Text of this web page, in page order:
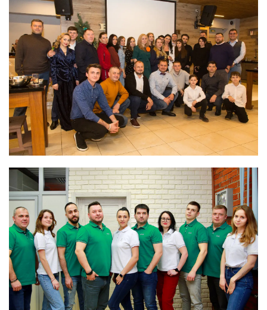
визуализаций в соответствии с Техническим заданием
и стилевым решением.
-Итоговые рабочие чертежи.
Включает в себя решение с информацией для
строителей, в том числе чертежи стен с размерами,
планы потолков с освещением, детализация разводки
электрических сетей, чертёж тёплых полов, планы
раскладки плитки в санузле и на кухне, спецификация
дверей и план светильников по группам. Дополнение
списка комплектация строительных и отделочных
материалов, мебели и техники.
После этого начинается работа техническая и
художественная одновременно.
Творческая сторона — это подбор мебели, материалов
отделки и аксессуаров под созданную концепцию (с
походами по магазинам). Всё это должно отражать
единую идею, чтобы интерьер получился законченным.
Любое нестандартное решение в интерьере —
дополнительный пункт в дизайн-проекте. Например,
если планируется встроенная мебель, нужны чертежи
для каждой позиции.
Чем больше пожеланий, тем сложнее работа
дизайнера.